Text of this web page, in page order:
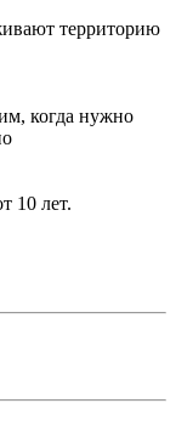
территорию
когда нужно
10 лет.